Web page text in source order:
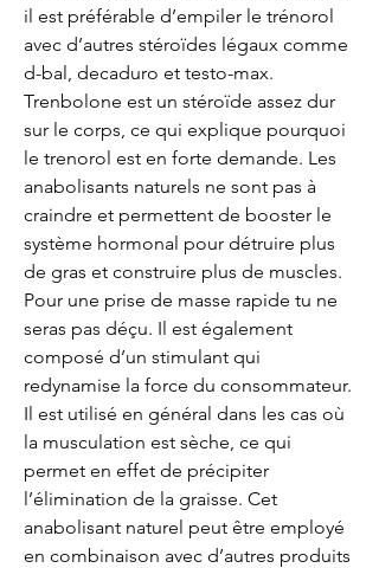
il est préférable d’empiler le trénorol
avec d’autres stéroïdes légaux comme
d-bal, decaduro et testo-max.
Trenbolone est un stéroïde assez dur
sur le corps, ce qui explique pourquoi
le trenorol est en forte demande. Les
anabolisants naturels ne sont pas à
craindre et permettent de booster le
système hormonal pour détruire plus
de gras et construire plus de muscles.
Pour une prise de masse rapide tu ne
seras pas déçu. Il est également
composé d’un stimulant qui
redynamise la force du consommateur.
Il est utilisé en général dans les cas où
la musculation est sèche, ce qui
permet en effet de précipiter
l’élimination de la graisse. Cet
anabolisant naturel peut être employé
en combinaison avec d’autres produits